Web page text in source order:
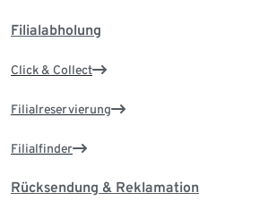
Filialabholung
Click & Collect
Filialreservierung
Filialfinder
Rücksendung & Reklamation